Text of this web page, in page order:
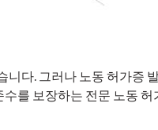
다. 그러나 노동 허가증
를 보장하는 전문 노동